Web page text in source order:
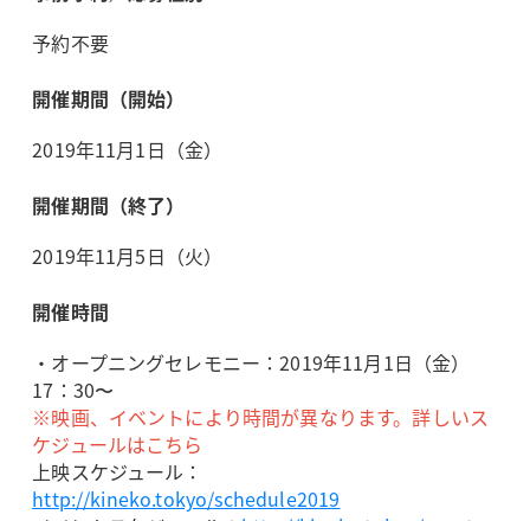
予約不要
開催期間（開始）
2019年11月1日（金）
開催期間（終了）
2019年11月5日（火）
開催時間
・オープニングセレモニー：2019年11月1日（金）
17：30〜
※映画、イベントにより時間が異なります。詳しいス
ケジュールはこちら
上映スケジュール：
http://kineko.tokyo/schedule2019